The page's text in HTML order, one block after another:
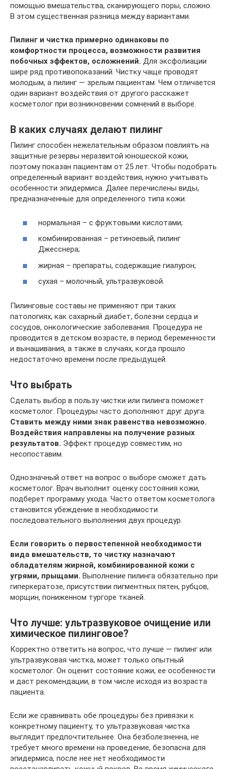
помощью вмешательства, сканирующего поры, сложно.
В этом существенная разница между вариантами.
Пилинг и чистка примерно одинаковы по
комфортности процесса, возможности развития
побочных эффектов, осложнений. Для эксфолиации
шире ряд противопоказаний. Чистку чаще проводят
молодым, а пилинг — зрелым пациентам. Чем отличается
один вариант воздействия от другого расскажет
косметолог при возникновении сомнений в выборе.
В каких случаях делают пилинг
Пилинг способен нежелательным образом повлиять на
защитные резервы неразвитой юношеской кожи,
поэтому показан пациентам от 25 лет. Чтобы подобрать
определенный вариант воздействия, нужно учитывать
особенности эпидермиса. Далее перечислены виды,
предназначенные для определенного типа кожи:
нормальная – с фруктовыми кислотами;
комбинированная – ретиноевый, пилинг
Джесснера;
жирная – препараты, содержащие гиалурон;
сухая – молочный, ультразвуковой.
Пилинговые составы не применяют при таких
патологиях, как сахарный диабет, болезни сердца и
сосудов, онкологические заболевания. Процедура не
проводится в детском возрасте, в период беременности
и вынашивания, а также в случаях, когда прошло
недостаточно времени после предыдущей.
Что выбрать
Сделать выбор в пользу чистки или пилинга поможет
косметолог. Процедуры часто дополняют друг друга.
Ставить между ними знак равенства невозможно.
Воздействия направлены на получение разных
результатов. Эффект процедур совместим, но
несопоставим.
Однозначный ответ на вопрос о выборе сможет дать
косметолог. Врач выполнит оценку состояния кожи,
подберет программу ухода. Часто ответом косметолога
становится убеждение в необходимости
последовательного выполнения двух процедур.
Если говорить о первостепенной необходимости
вида вмешательств, то чистку назначают
обладателям жирной, комбинированной кожи с
угрями, прыщами. Выполнение пилинга обязательно при
гиперкератозе, присутствии пигментных пятен, рубцов,
морщин, пониженном тургоре тканей.
Что лучше: ультразвуковое очищение или
химическое пилинговое?
Корректно ответить на вопрос, что лучше — пилинг или
ультразвуковая чистка, может только опытный
косметолог. Он оценит состояние кожи, ее особенности
и даст рекомендации, в том числе исходя из возраста
пациента.
Если же сравнивать обе процедуры без привязки к
конкретному пациенту, то ультразвуковая чистка
выглядит предпочтительнее. Она безболезненна, не
требует много времени на проведение, безопасна для
эпидермиса, после нее нет необходимости